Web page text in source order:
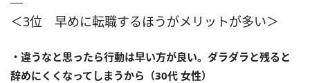
＜3位 早めに転職するほうがメリットが多い＞
・違うなと思ったら行動は早い方が良い。ダラダラと残ると
辞めにくくなってしまうから（30代 女性）